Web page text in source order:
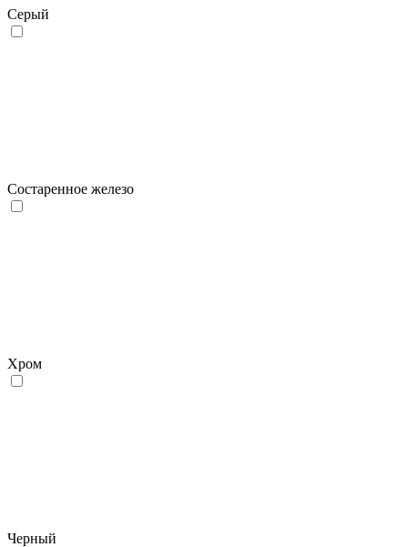
Серый
Состаренное железо
Хром
Черный